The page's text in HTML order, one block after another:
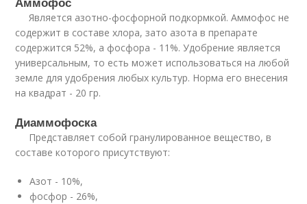
Является азотно-фосфорной подкормкой. Аммофос не
содержит в составе хлора, зато азота в препарате
содержится 52%, а фосфора - 11%. Удобрение является
универсальным, то есть может использоваться на любой
земле для удобрения любых культур. Норма его внесения
на квадрат - 20 гр.
Диаммофоска
Представляет собой гранулированное вещество, в
составе которого присутствуют:
Азот - 10%,
фосфор - 26%,